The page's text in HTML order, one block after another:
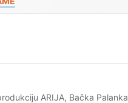
ARIJA, Bačka Palanka